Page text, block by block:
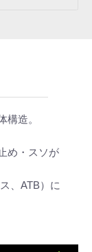
構造。
め・スソが
、ATB）に